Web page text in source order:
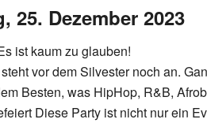
25. Dezember 2023
ist kaum zu glauben!
vor dem Silvester noch an.
Besten, was HipHop, R&B,
Diese Party ist nicht nur ein